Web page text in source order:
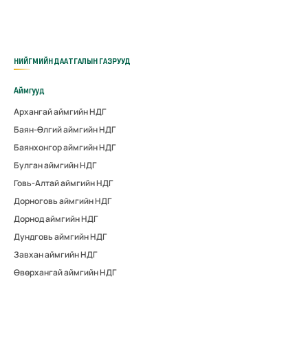
НИЙГМИЙН ДААТГАЛЫН ГАЗРУУД
Аймгууд
Архангай аймгийн НДГ
Баян-Өлгий аймгийн НДГ
Баянхонгор аймгийн НДГ
Булган аймгийн НДГ
Говь-Алтай аймгийн НДГ
Дорноговь аймгийн НДГ
Дорнод аймгийн НДГ
Дундговь аймгийн НДГ
Завхан аймгийн НДГ
Өвөрхангай аймгийн НДГ